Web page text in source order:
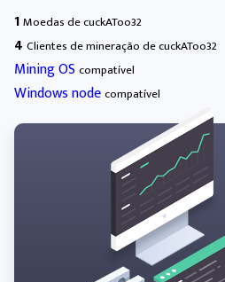
1Moedas de cuckAToo32
4 Clientes de mineração de cuckAToo32
Mining OS compatível
Windows nodecompatível